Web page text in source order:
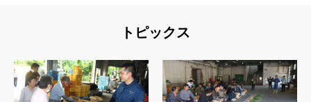
トピックス